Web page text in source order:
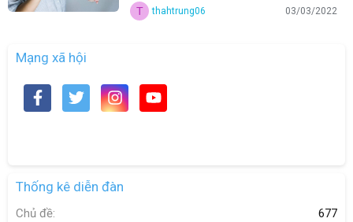
T thahtrung06 03/03/2022
Mạng xã hội
Thống kê diễn đàn
Chủ đề
677